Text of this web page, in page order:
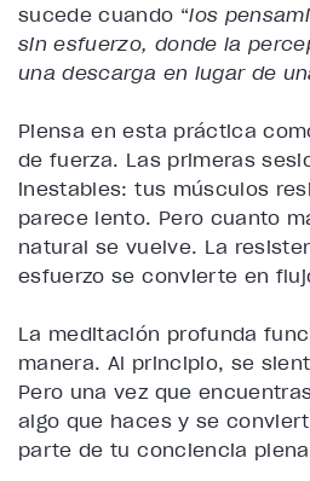
sucede cuando “los
sin esfuerzo, donde la
una descarga en lugar de
Piensa en esta práctica
de fuerza. Las primeras
inestables: tus músculos
parece lento. Pero cuanto
natural se vuelve. La
esfuerzo se convierte en
La meditación profunda
manera. Al principio, se
Pero una vez que
algo que haces y se
parte de tu conciencia